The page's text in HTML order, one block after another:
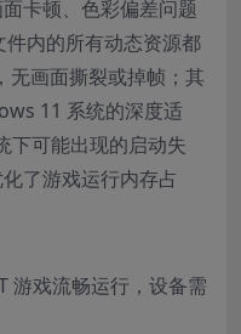
卡顿、色彩偏差问题
内的所有动态资源都
无画面撕裂或掉帧；其
11 系统的深度适
下可能出现的启动失
了游戏运行内存占
游戏流畅运行，设备需